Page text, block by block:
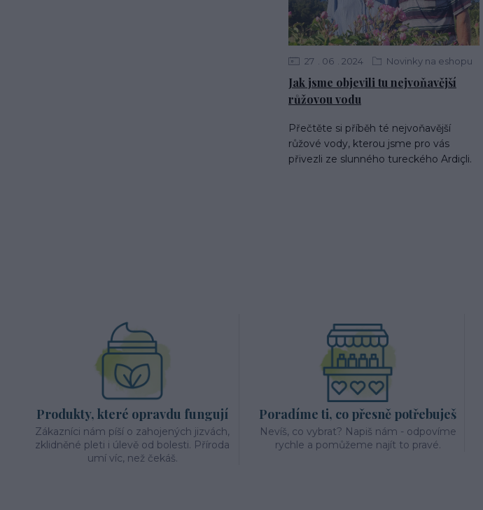
Jak jsme objevili tu nejvoňavější
růžovou vodu
27 06 2024 Novinky na eshopu
Přečtěte si příběh té nejvoňavější
růžové vody, kterou jsme pro vás
přivezli ze slunného tureckého Ardiçli.
Produkty, které opravdu fungují
Zákazníci nám píší o zahojených jizvách,
zklidněné pleti i úlevě od bolesti. Příroda
umí víc, než čekáš.
Poradíme ti, co přesně potřebuješ
Nevíš, co vybrat? Napiš nám - odpovíme
rychle a pomůžeme najít to pravé.